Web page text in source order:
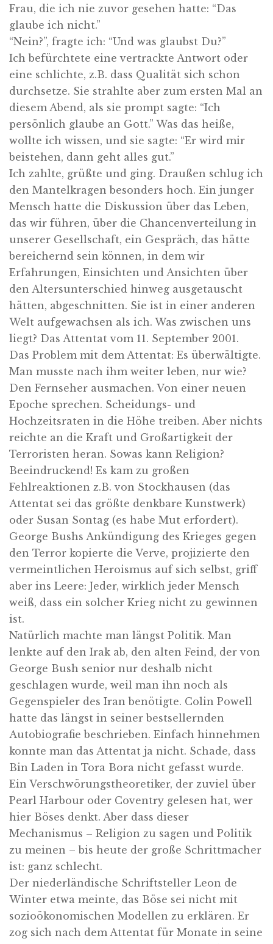
Frau, die ich nie zuvor gesehen hatte: “Das
glaube ich nicht.”
“Nein?”, fragte ich: “Und was glaubst Du?”
Ich befürchtete eine vertrackte Antwort oder
eine schlichte, z.B. dass Qualität sich schon
durchsetze. Sie strahlte aber zum ersten Mal an
diesem Abend, als sie prompt sagte: “Ich
persönlich glaube an Gott.” Was das heiße,
wollte ich wissen, und sie sagte: “Er wird mir
beistehen, dann geht alles gut.”
Ich zahlte, grüßte und ging. Draußen schlug ich
den Mantelkragen besonders hoch. Ein junger
Mensch hatte die Diskussion über das Leben,
das wir führen, über die Chancenverteilung in
unserer Gesellschaft, ein Gespräch, das hätte
bereichernd sein können, in dem wir
Erfahrungen, Einsichten und Ansichten über
den Altersunterschied hinweg ausgetauscht
hätten, abgeschnitten. Sie ist in einer anderen
Welt aufgewachsen als ich. Was zwischen uns
liegt? Das Attentat vom 11. September 2001.
Das Problem mit dem Attentat: Es überwältigte.
Man musste nach ihm weiter leben, nur wie?
Den Fernseher ausmachen. Von einer neuen
Epoche sprechen. Scheidungs- und
Hochzeitsraten in die Höhe treiben. Aber nichts
reichte an die Kraft und Großartigkeit der
Terroristen heran. Sowas kann Religion?
Beeindruckend! Es kam zu großen
Fehlreaktionen z.B. von Stockhausen (das
Attentat sei das größte denkbare Kunstwerk)
oder Susan Sontag (es habe Mut erfordert).
George Bushs Ankündigung des Krieges gegen
den Terror kopierte die Verve, projizierte den
vermeintlichen Heroismus auf sich selbst, griff
aber ins Leere: Jeder, wirklich jeder Mensch
weiß, dass ein solcher Krieg nicht zu gewinnen
ist.
Natürlich machte man längst Politik. Man
lenkte auf den Irak ab, den alten Feind, der von
George Bush senior nur deshalb nicht
geschlagen wurde, weil man ihn noch als
Gegenspieler des Iran benötigte. Colin Powell
hatte das längst in seiner bestsellernden
Autobiografie beschrieben. Einfach hinnehmen
konnte man das Attentat ja nicht. Schade, dass
Bin Laden in Tora Bora nicht gefasst wurde.
Ein Verschwörungstheoretiker, der zuviel über
Pearl Harbour oder Coventry gelesen hat, wer
hier Böses denkt. Aber dass dieser
Mechanismus – Religion zu sagen und Politik
zu meinen – bis heute der große Schrittmacher
ist: ganz schlecht.
Der niederländische Schriftsteller Leon de
Winter etwa meinte, das Böse sei nicht mit
sozioökonomischen Modellen zu erklären. Er
zog sich nach dem Attentat für Monate in seine